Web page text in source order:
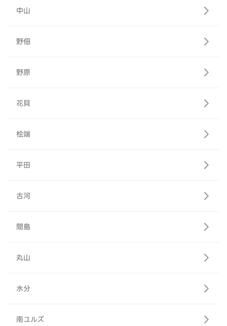
中山
野佃
野原
花貝
桧端
平田
古河
間島
丸山
水分
南ユルズ